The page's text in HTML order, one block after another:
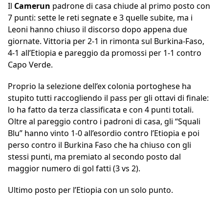
Il Camerun padrone di casa chiude al primo posto con
7 punti: sette le reti segnate e 3 quelle subite, ma i
Leoni hanno chiuso il discorso dopo appena due
giornate. Vittoria per 2-1 in rimonta sul Burkina-Faso,
4-1 all’Etiopia e pareggio da promossi per 1-1 contro
Capo Verde.
Proprio la selezione dell’ex colonia portoghese ha
stupito tutti raccogliendo il pass per gli ottavi di finale:
lo ha fatto da terza classificata e con 4 punti totali.
Oltre al pareggio contro i padroni di casa, gli “Squali
Blu” hanno vinto 1-0 all’esordio contro l’Etiopia e poi
perso contro il Burkina Faso che ha chiuso con gli
stessi punti, ma premiato al secondo posto dal
maggior numero di gol fatti (3 vs 2).
Ultimo posto per l’Etiopia con un solo punto.